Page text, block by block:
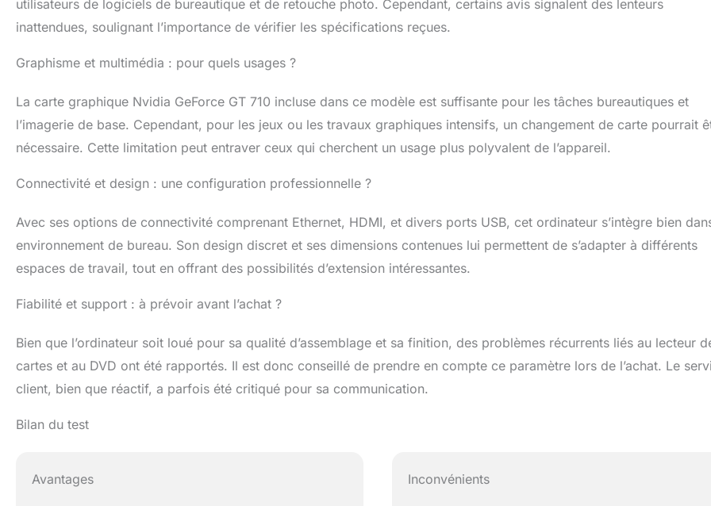
rapide et aimable sont naturellement à votre disposition.
utilisateurs de logiciels de bureautique et de retouche photo. Cependant, certains avis signalent des lenteurs
inattendues, soulignant l’importance de vérifier les spécifications reçues.
Graphisme et multimédia : pour quels usages ?
La carte graphique Nvidia GeForce GT 710 incluse dans ce modèle est suffisante pour les tâches bureautiques et
l’imagerie de base. Cependant, pour les jeux ou les travaux graphiques intensifs, un changement de carte pourrait
nécessaire. Cette limitation peut entraver ceux qui cherchent un usage plus polyvalent de l’appareil.
Connectivité et design : une configuration professionnelle ?
Avec ses options de connectivité comprenant Ethernet, HDMI, et divers ports USB, cet ordinateur s’intègre bien
environnement de bureau. Son design discret et ses dimensions contenues lui permettent de s’adapter à différents
espaces de travail, tout en offrant des possibilités d’extension intéressantes.
Fiabilité et support : à prévoir avant l’achat ?
Bien que l’ordinateur soit loué pour sa qualité d’assemblage et sa finition, des problèmes récurrents liés au lecteur
cartes et au DVD ont été rapportés. Il est donc conseillé de prendre en compte ce paramètre lors de l’achat. Le
client, bien que réactif, a parfois été critiqué pour sa communication.
Bilan du test
Avantages Inconvénients